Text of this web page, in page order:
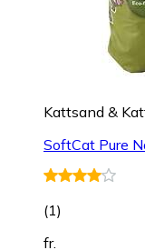
Kattsand &
SoftCat Pure
(1)
fr.